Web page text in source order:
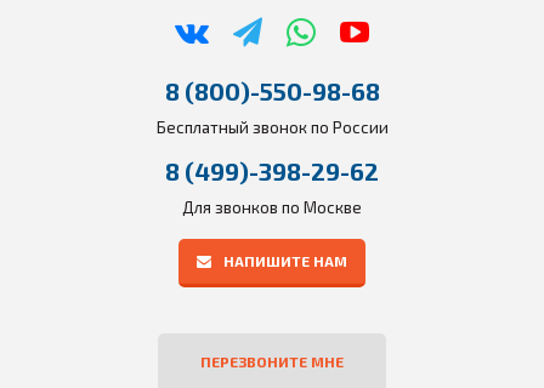
8 (800)-550-98-68
Бесплатный звонок по России
8 (499)-398-29-62
Для звонков по Москве
НАПИШИТЕ НАМ
ПЕРЕЗВОНИТЕ МНЕ